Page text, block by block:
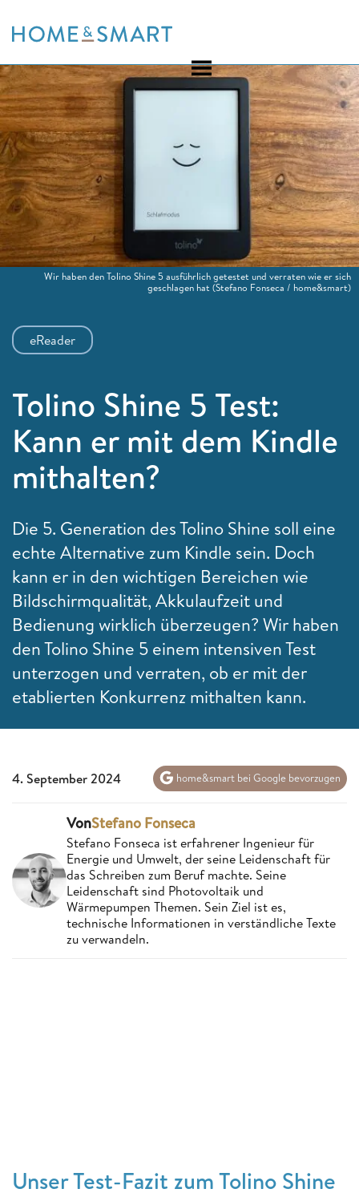
to
eReader
Tolino Shine 5 Test:
Kann er mit dem Kindle
mithalten?
Die 5. Generation des Tolino Shine soll eine
echte Alternative zum Kindle sein. Doch
kann er in den wichtigen Bereichen wie
Bildschirmqualität, Akkulaufzeit und
Bedienung wirklich überzeugen? Wir haben
den Tolino Shine 5 einem intensiven Test
unterzogen und verraten, ob er mit der
etablierten Konkurrenz mithalten kann.
Wir haben den Tolino Shine 5 ausführlich getestet und verraten wie er sich
geschlagen hat (Stefano Fonseca / home&smart)
4. September 2024 home&smart bei Google bevorzugen
VonStefano Fonseca
Stefano Fonseca ist erfahrener Ingenieur für
Energie und Umwelt, der seine Leidenschaft für
das Schreiben zum Beruf machte. Seine
Leidenschaft sind Photovoltaik und
Wärmepumpen Themen. Sein Ziel ist es,
technische Informationen in verständliche Texte
zu verwandeln.
Unser Test-Fazit zum Tolino Shine